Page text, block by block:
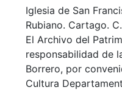
Iglesia de San
Rubiano. Cartago.
El Archivo del
responsabilidad de
Borrero, por
Cultura